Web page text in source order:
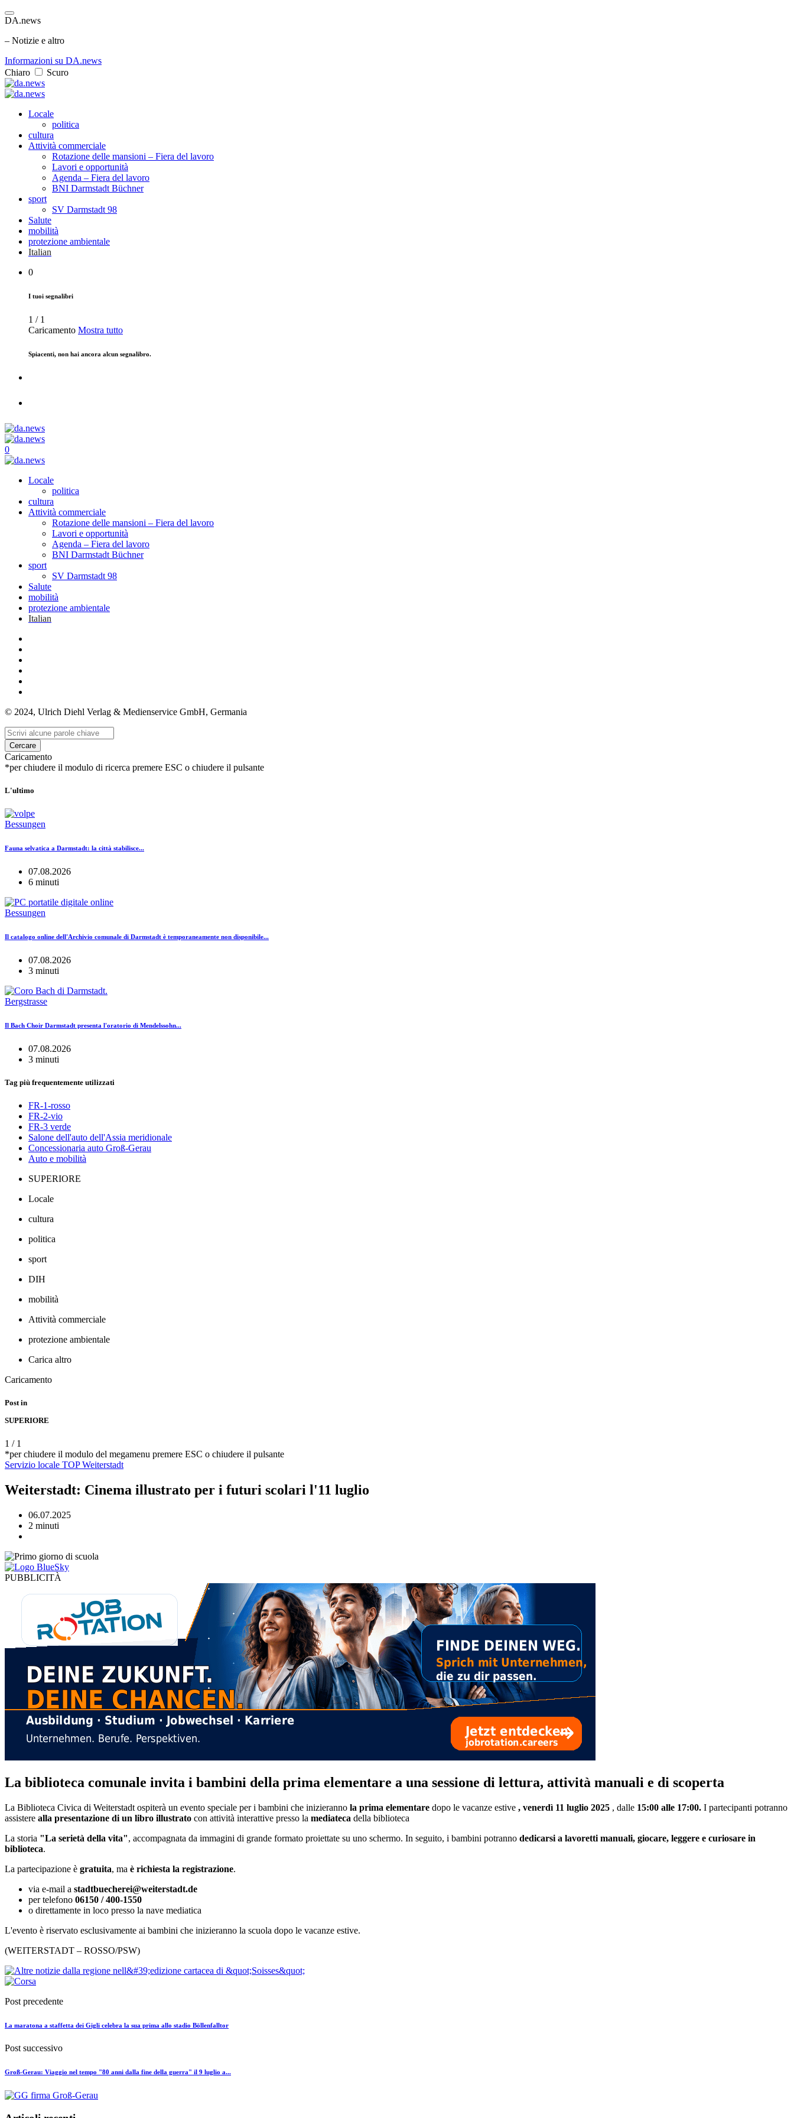
DA.news
– Notizie e altro
Informazioni su DA.news
Chiaro
Scuro
Locale
politica
cultura
Attività commerciale
Rotazione delle mansioni – Fiera del lavoro
Lavori e opportunità
Agenda – Fiera del lavoro
BNI Darmstadt Büchner
sport
SV Darmstadt 98
Salute
mobilità
protezione ambientale
Italian
0
I tuoi segnalibri
1 / 1
Caricamento Mostra tutto
Spiacenti, non hai ancora alcun segnalibro.
0
Locale
politica
cultura
Attività commerciale
Rotazione delle mansioni – Fiera del lavoro
Lavori e opportunità
Agenda – Fiera del lavoro
BNI Darmstadt Büchner
sport
SV Darmstadt 98
Salute
mobilità
protezione ambientale
Italian
© 2024, Ulrich Diehl Verlag & Medienservice GmbH, Germania
Cercare
Caricamento
*per chiudere il modulo di ricerca premere ESC o chiudere il pulsante
L'ultimo
Bessungen
Fauna selvatica a Darmstadt: la città stabilisce...
07.08.2026
6 minuti
Bessungen
Il catalogo online dell'Archivio comunale di Darmstadt è temporaneamente non disponibile...
07.08.2026
3 minuti
Bergstrasse
Il Bach Choir Darmstadt presenta l'oratorio di Mendelssohn...
07.08.2026
3 minuti
Tag più frequentemente utilizzati
FR-1-rosso
FR-2-vio
FR-3 verde
Salone dell'auto dell'Assia meridionale
Concessionaria auto Groß-Gerau
Auto e mobilità
SUPERIORE
Locale
cultura
politica
sport
DIH
mobilità
Attività commerciale
protezione ambientale
Carica altro
Caricamento
Post in
SUPERIORE
1 / 1
*per chiudere il modulo del megamenu premere ESC o chiudere il pulsante
Servizio locale TOPWeiterstadt
Weiterstadt: Cinema illustrato per i futuri scolari l'11 luglio
06.07.2025
2 minuti
PUBBLICITÀ
La biblioteca comunale invita i bambini della prima elementare a una sessione di lettura, attività manuali e di scoperta
La Biblioteca Civica di Weiterstadt ospiterà un evento speciale per i bambini che inizieranno la prima elementare dopo le vacanze estive , venerdì 11 luglio 2025 , dalle 15:00 alle 17:00. I partecipanti potranno
assistere alla presentazione di un libro illustrato con attività interattive presso la mediateca della biblioteca
La storia "La serietà della vita", accompagnata da immagini di grande formato proiettate su uno schermo. In seguito, i bambini potranno dedicarsi a lavoretti manuali, giocare, leggere e curiosare in
biblioteca.
La partecipazione è gratuita, ma è richiesta la registrazione.
via e-mail a stadtbuecherei@weiterstadt.de
per telefono 06150 / 400-1550
o direttamente in loco presso la nave mediatica
L'evento è riservato esclusivamente ai bambini che inizieranno la scuola dopo le vacanze estive.
(WEITERSTADT – ROSSO/PSW)
Post precedente
La maratona a staffetta dei Gigli celebra la sua prima allo stadio Böllenfalltor
Post successivo
Groß-Gerau: Viaggio nel tempo "80 anni dalla fine della guerra" il 9 luglio a...